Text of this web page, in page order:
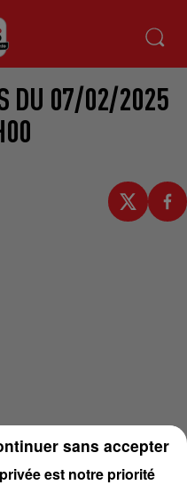
DU 07/02/2025
est notre priorité
sans accepter